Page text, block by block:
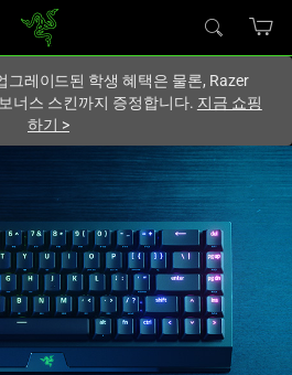
사이트에 있습니다.
그레이드된 학생 혜택은 물론, Razer
너스 스킨까지 증정합니다. 지금 쇼핑
하기 >